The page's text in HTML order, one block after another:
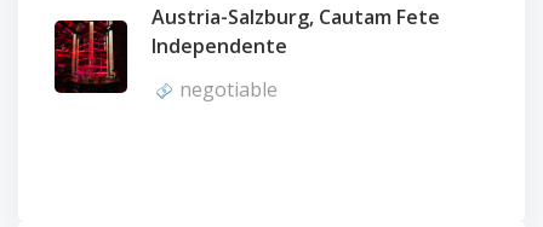
Austria-Salzburg, Cautam Fete
Independente
negotiable